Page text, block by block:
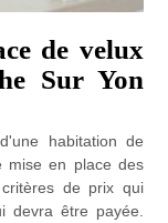
de velux
Sur Yon
habitation de
mise en place des
de prix qui
devra être payée.